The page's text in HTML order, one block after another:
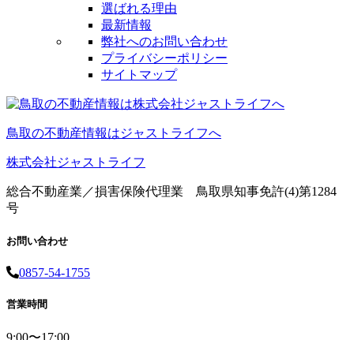
選ばれる理由
最新情報
弊社へのお問い合わせ
プライバシーポリシー
サイトマップ
鳥取の不動産情報はジャストライフへ
株式会社ジャストライフ
総合不動産業／損害保険代理業 鳥取県知事免許(4)第1284
号
お問い合わせ
0857-54-1755
営業時間
9:00〜17:00